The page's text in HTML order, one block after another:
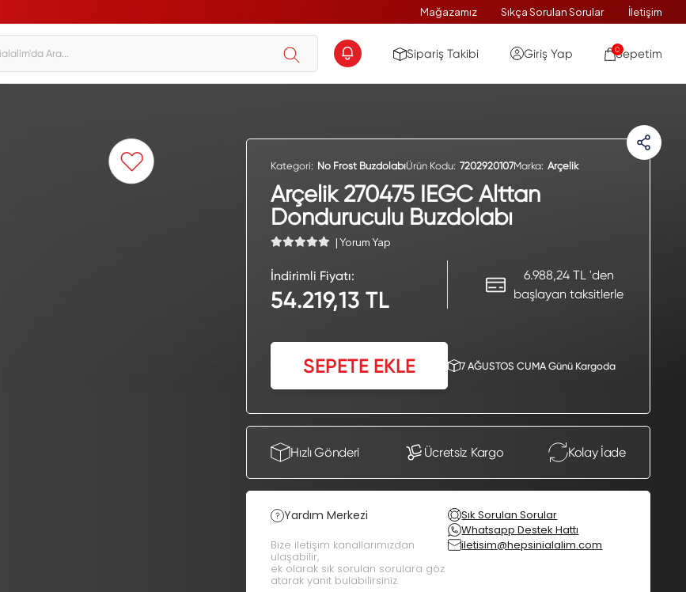
Mağazamız Sıkça Sorulan Sorular İletişim
Sipariş Takibi Giriş Yap 0
Sepetim
Kategori: No Frost BuzdolabıÜrün Kodu: 7202920107Marka: Arçelik
Arçelik 270475 IEGC Alttan
Donduruculu Buzdolabı
| Yorum Yap
İndirimli Fiyatı:
54.219,13 TL
6.988,24 TL 'den
başlayan taksitlerle
SEPETE EKLE 7 AĞUSTOS CUMA Günü Kargoda
Hızlı Gönderi Ücretsiz Kargo Kolay İade
Yardım Merkezi
Bize iletişim kanallarımızdan
ulaşabilir,
ek olarak sık sorulan sorulara göz
atarak yanıt bulabilirsiniz.
Sık Sorulan Sorular
Whatsapp Destek Hattı
iletisim@hepsinialalim.com